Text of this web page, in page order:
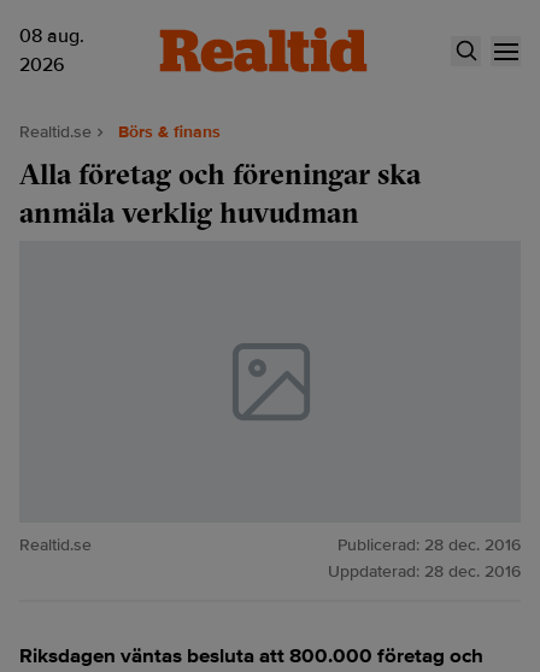
08 aug.
2026
Realtid.se Börs & finans
Alla företag och föreningar ska
anmäla verklig huvudman
Realtid.se Publicerad: 28 dec. 2016
Uppdaterad: 28 dec. 2016
Riksdagen väntas besluta att 800.000 företag och